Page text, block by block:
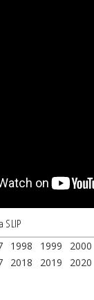
SLIP
1998 1999 2000
2018 2019 2020